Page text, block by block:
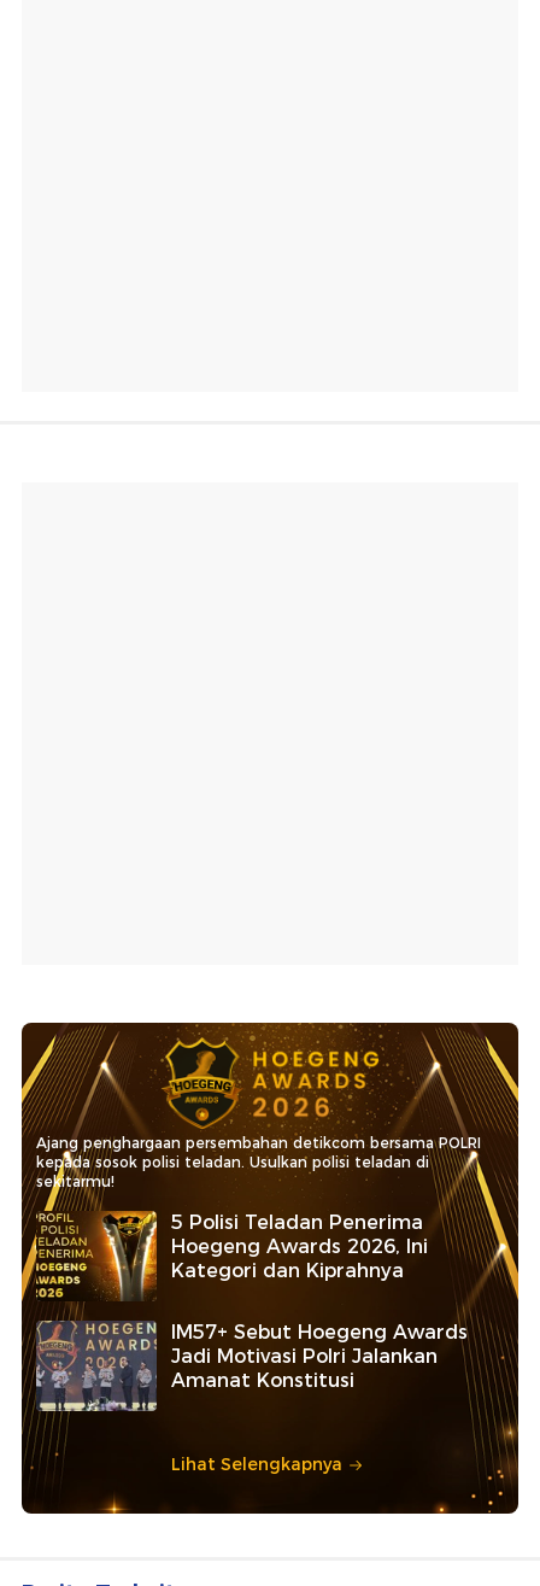
Ajang penghargaan persembahan detikcom bersama POLRI
kepada sosok polisi teladan. Usulkan polisi teladan di
sekitarmu!
5 Polisi Teladan Penerima
Hoegeng Awards 2026, Ini
Kategori dan Kiprahnya
IM57+ Sebut Hoegeng Awards
Jadi Motivasi Polri Jalankan
Amanat Konstitusi
Lihat Selengkapnya